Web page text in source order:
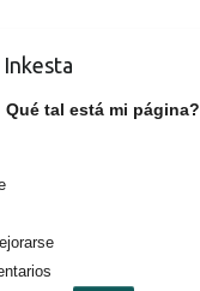
Inkesta
Qué tal está mi página?